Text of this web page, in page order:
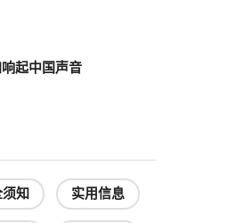
起中国声音
知 实用信息